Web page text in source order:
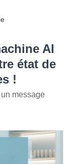
AI
état de
!
message